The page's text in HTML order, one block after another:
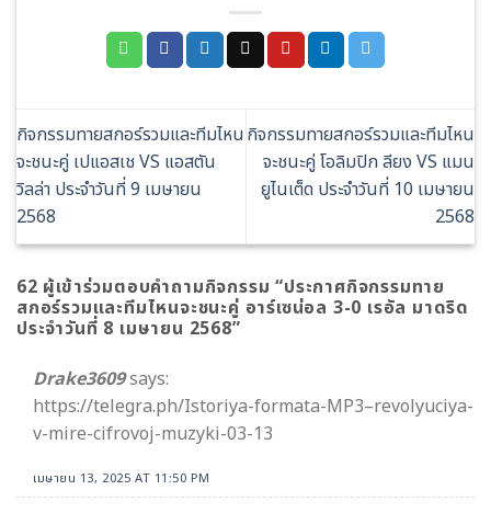
กิจกรรมทายสกอร์รวมและทีมไหน
จะชนะคู่ เปแอสเช VS แอสตัน
วิลล่า ประจำวันที่ 9 เมษายน
2568
กิจกรรมทายสกอร์รวมและทีมไหน
จะชนะคู่ โอลิมปิก ลียง VS แมน
ยูไนเต็ด ประจำวันที่ 10 เมษายน
2568
62 ผู้เข้าร่วมตอบคำถามกิจกรรม “ประกาศกิจกรรมทาย
สกอร์รวมและทีมไหนจะชนะคู่ อาร์เซน่อล 3-0 เรอัล มาดริด
ประจำวันที่ 8 เมษายน 2568”
Drake3609says:
https://telegra.ph/Istoriya-formata-MP3–revolyuciya-
v-mire-cifrovoj-muzyki-03-13
เมษายน 13, 2025 AT 11:50 PM